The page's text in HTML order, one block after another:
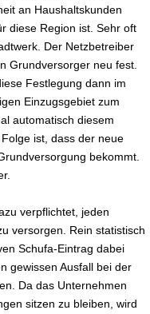
an Haushaltskunden
diese Region ist. Sehr oft
Der Netzbetreiber
Grundversorger neu fest.
Festlegung dann im
Einzugsgebiet zum
automatisch diesem
ist, dass der neue
bekommt.
verpflichtet, jeden
versorgen. Rein statistisch
Schufa-Eintrag dabei
gewissen Ausfall bei der
Da das Unternehmen
sitzen zu bleiben, wird